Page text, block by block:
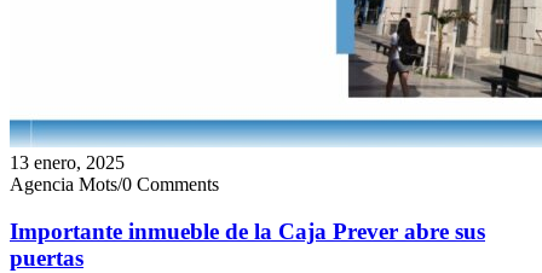
13 enero, 2025
Agencia Mots/0 Comments
Importante inmueble de la Caja Prever abre sus
puertas